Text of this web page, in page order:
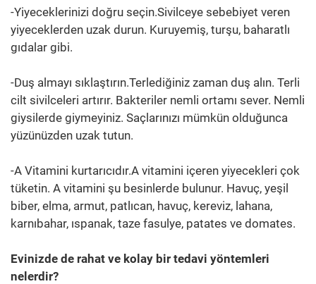
-Yiyeceklerinizi doğru seçin.Sivilceye sebebiyet veren
yiyeceklerden uzak durun. Kuruyemiş, turşu, baharatlı
gıdalar gibi.
-Duş almayı sıklaştırın.Terlediğiniz zaman duş alın. Terli
cilt sivilceleri artırır. Bakteriler nemli ortamı sever. Nemli
giysilerde giymeyiniz. Saçlarınızı mümkün olduğunca
yüzünüzden uzak tutun.
-A Vitamini kurtarıcıdır.A vitamini içeren yiyecekleri çok
tüketin. A vitamini şu besinlerde bulunur. Havuç, yeşil
biber, elma, armut, patlıcan, havuç, kereviz, lahana,
karnıbahar, ıspanak, taze fasulye, patates ve domates.
Evinizde de rahat ve kolay bir tedavi yöntemleri
nelerdir?